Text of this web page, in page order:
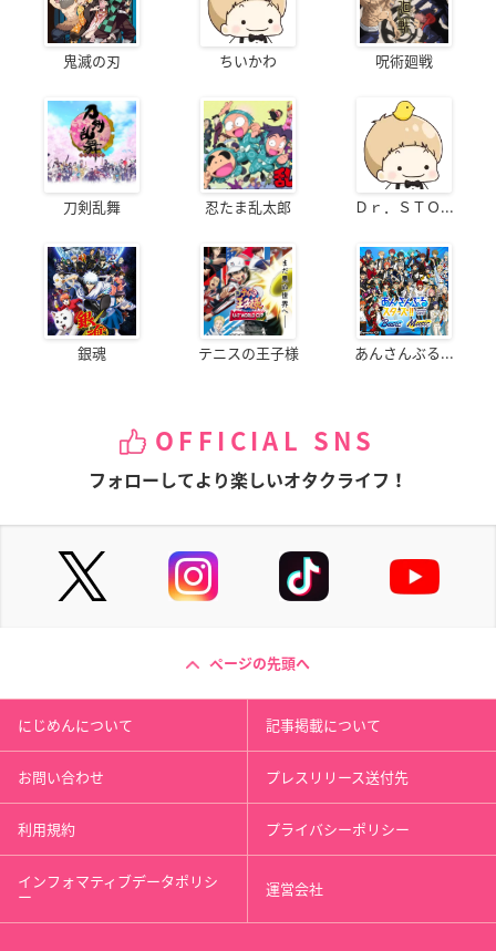
鬼滅の刃 ちいかわ 呪術廻戦
刀剣乱舞 忍たま乱太郎 Ｄｒ．ＳＴＯ...
銀魂 テニスの王子様 あんさんぶる...
OFFICIAL SNS
フォローしてより楽しいオタクライフ！
ページの先頭へ
にじめんについて 記事掲載について
お問い合わせ プレスリリース送付先
利用規約 プライバシーポリシー
インフォマティブデータポリシ
ー 運営会社